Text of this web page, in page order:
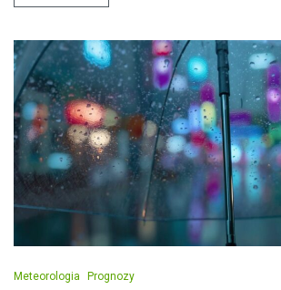
Meteorologia Prognozy